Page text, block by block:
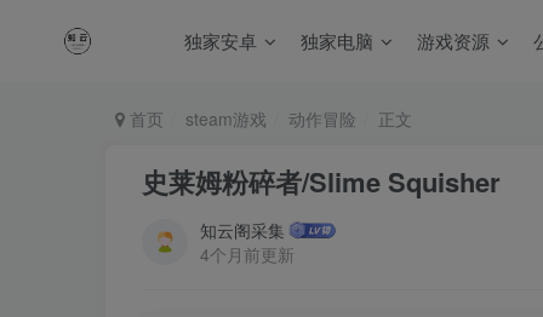
独家安卓 独家电脑 游戏资源
首页 steam游戏 动作冒险 正文
史莱姆粉碎者/Slime Squisher
知云阁采集
4个月前更新